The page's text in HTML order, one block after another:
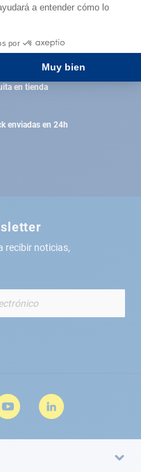
en tienda
enviadas en 24h
recibir noticias,